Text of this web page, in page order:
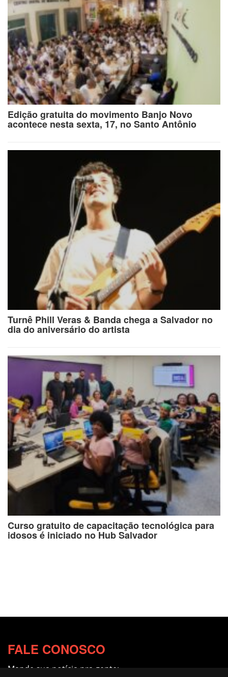
Edição gratuita do movimento Banjo Novo
acontece nesta sexta, 17, no Santo Antônio
Turnê Phill Veras & Banda chega a Salvador no
dia do aniversário do artista
Curso gratuito de capacitação tecnológica para
idosos é iniciado no Hub Salvador
FALE CONOSCO
Mande sua notícia pra gente: